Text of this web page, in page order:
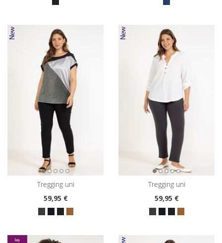
tregging uni
59,95 €
tregging uni
59,95 €